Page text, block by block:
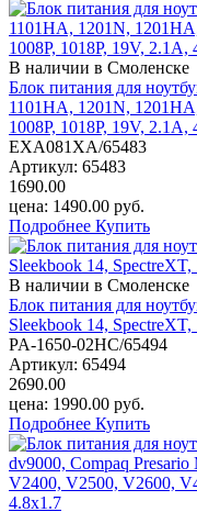
В наличии в Смоленске
Блок питания для
1101HA, 1201N,
1008P, 1018P, 19V, 2.1A,
EXA081XA/65483
Артикул: 65483
1690.00
цена: 1490.00 руб.
Подробнее Купить
В наличии в Смоленске
Блок питания для
Sleekbook 14,
PA-1650-02HC/65494
Артикул: 65494
2690.00
цена: 1990.00 руб.
Подробнее Купить